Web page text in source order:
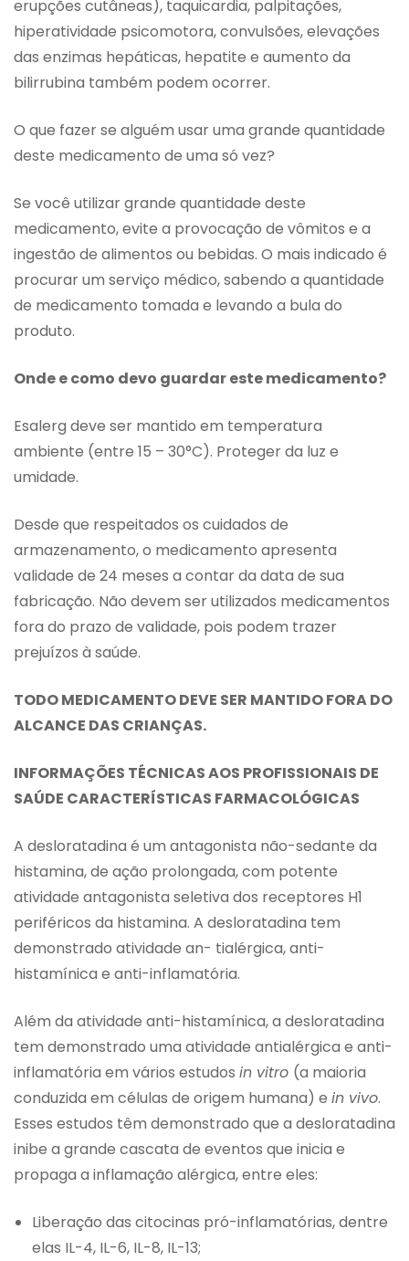
erupções cutâneas), taquicardia, palpitações,
hiperatividade psicomotora, convulsões, elevações
das enzimas hepáticas, hepatite e aumento da
bilirrubina também podem ocorrer.
O que fazer se alguém usar uma grande quantidade
deste medicamento de uma só vez?
Se você utilizar grande quantidade deste
medicamento, evite a provocação de vômitos e a
ingestão de alimentos ou bebidas. O mais indicado é
procurar um serviço médico, sabendo a quantidade
de medicamento tomada e levando a bula do
produto.
Onde e como devo guardar este medicamento?
Esalerg deve ser mantido em temperatura
ambiente (entre 15 – 30°C). Proteger da luz e
umidade.
Desde que respeitados os cuidados de
armazenamento, o medicamento apresenta
validade de 24 meses a contar da data de sua
fabricação. Não devem ser utilizados medicamentos
fora do prazo de validade, pois podem trazer
prejuízos à saúde.
TODO MEDICAMENTO DEVE SER MANTIDO FORA DO
ALCANCE DAS CRIANÇAS.
INFORMAÇÕES TÉCNICAS AOS PROFISSIONAIS DE
SAÚDE CARACTERÍSTICAS FARMACOLÓGICAS
A desloratadina é um antagonista não-sedante da
histamina, de ação prolongada, com potente
atividade antagonista seletiva dos receptores H1
periféricos da histamina. A desloratadina tem
demonstrado atividade an- tialérgica, anti-
histamínica e anti-inflamatória.
Além da atividade anti-histamínica, a desloratadina
tem demonstrado uma atividade antialérgica e anti-
inflamatória em vários estudos in vitro (a maioria
conduzida em células de origem humana) e in vivo.
Esses estudos têm demonstrado que a desloratadina
inibe a grande cascata de eventos que inicia e
propaga a inflamação alérgica, entre eles:
Liberação das citocinas pró-inflamatórias, dentre
elas IL-4, IL-6, IL-8, IL-13;